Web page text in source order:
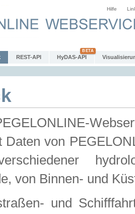
Hilfe
REST-API HyDAS-API
Daten von
von Binnen- und
und